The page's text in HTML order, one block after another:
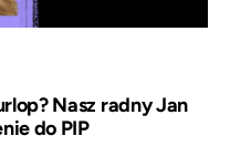
Nasz radny Jan
do PIP